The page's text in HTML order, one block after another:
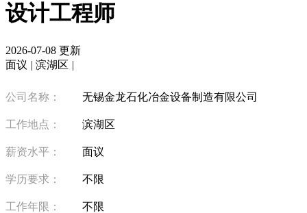
设计工程师
2026-07-08 更新
面议 | 滨湖区 |
公司名称： 无锡金龙石化冶金设备制造有限公司
工作地点： 滨湖区
薪资水平： 面议
学历要求： 不限
工作年限： 不限